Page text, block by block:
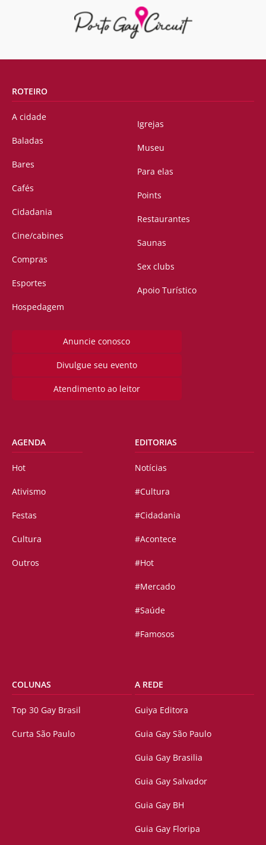
ROTEIRO
A cidade
Baladas
Bares
Cafés
Cidadania
Cine/cabines
Compras
Esportes
Hospedagem
Igrejas
Museu
Para elas
Points
Restaurantes
Saunas
Sex clubs
Apoio Turístico
Anuncie conosco
Divulgue seu evento
Atendimento ao leitor
AGENDA
Hot
Ativismo
Festas
Cultura
Outros
EDITORIAS
Notícias
#Cultura
#Cidadania
#Acontece
#Hot
#Mercado
#Saúde
#Famosos
COLUNAS
Top 30 Gay Brasil
Curta São Paulo
A REDE
Guiya Editora
Guia Gay São Paulo
Guia Gay Brasilia
Guia Gay Salvador
Guia Gay BH
Guia Gay Floripa